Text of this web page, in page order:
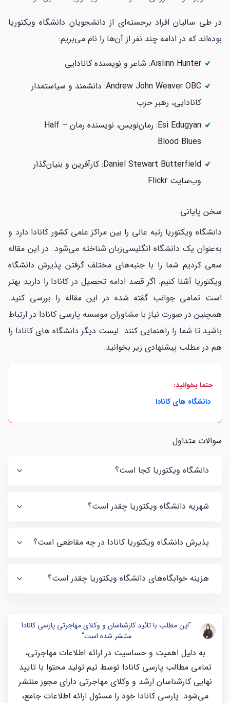
در طی سالیان افراد برجسته‌ای از دانشجویان دانشگاه ویکتوریا
بوده‌اند که در ادامه چند نفر از آن‌ها را نام می‌بریم:
Aislinn Hunter: شاعر و نویسنده‌ کانادایی
Andrew John Weaver OBC: دانشمند و سیاستمدار
کانادایی، رهبر حزب
Esi Edugyan: رمان‌نویس، نویسنده رمان Half –
Blood Blues
Daniel Stewart Butterfield: کارآفرین و بنیان‌گذار
وب‌سایت Flickr
سخن پایانی
دانشگاه ویکتوریا رتبه عالی را بین مراکز علمی کشور کانادا دارد و
به‌عنوان یک دانشگاه انگلیسی‌زبان شناخته می‌شود. در این مقاله
سعی کردیم شما را با جنبه‌های مختلف گرفتن پذیرش دانشگاه
ویکتوریا آشنا کنیم. اگر قصد ادامه تحصیل در کانادا را دارید بهتر
است تمامی جوانب گفته شده در این مقاله را بررسی کنید.
همچنین در صورت نیاز با مشاوران موسسه پارسی کانادا در ارتباط
باشید تا شما را راهنمایی کنند. لیست دیگر دانشگاه های کانادا را
هم در مطلب پیشنهادی زیر بخوانید:
حتما بخوانید:
دانشگاه های کانادا
سوالات متداول
دانشگاه ویکتوریا کجا است؟
شهریه دانشگاه ویکتوریا چقدر است؟
پذیرش دانشگاه ویکتوریا کانادا در چه مقاطعی است؟
هزینه خوابگاه‌های دانشگاه ویکتوریا چقدر است؟
"این مطلب با تائید کارشناسان و وکلای مهاجرتی پارسی کانادا
منتشر شده است"
به دلیل اهمیت و حساسیت در ارائه اطلاعات مهاجرتی،
تمامی مطالب پارسی کانادا توسط تیم تولید محتوا با تایید
نهایی کارشناسان ارشد و وکلای مهاجرتی دارای مجوز منتشر
می‌شود. پارسی کانادا خود را مسئول ارائه اطلاعات جامع،